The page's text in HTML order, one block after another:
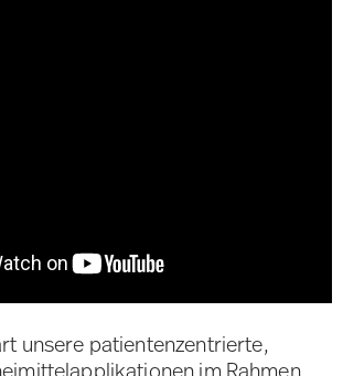
unsere patientenzentrierte,